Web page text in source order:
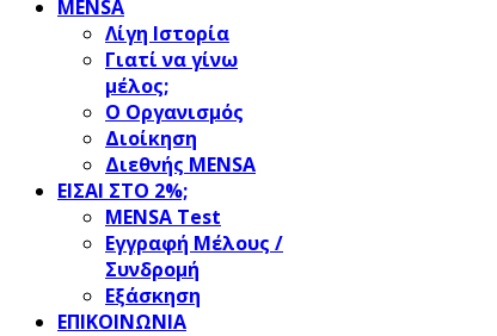
MENSA
Λίγη Ιστορία
Γιατί να γίνω
μέλος;
Ο Οργανισμός
Διοίκηση
Διεθνής MENSA
ΕΙΣΑΙ ΣΤΟ 2%;
ΜΕΝSΑ Test
Εγγραφή Μέλους /
Συνδρομή
Εξάσκηση
ΕΠΙΚΟΙΝΩΝΙΑ